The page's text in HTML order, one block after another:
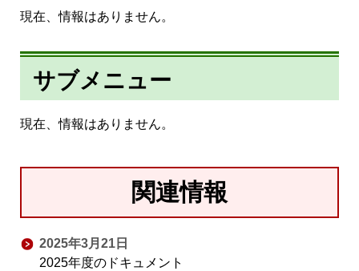
現在、情報はありません。
サブメニュー
現在、情報はありません。
関連情報
2025年3月21日
2025年度のドキュメント